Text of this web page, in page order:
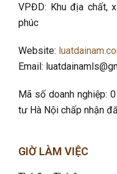
VPĐD: Khu địa chất,
phúc
Website:
Email:
Mã số doanh nghiệp:
tư Hà Nội chấp nhận
GIỜ LÀM VIỆC